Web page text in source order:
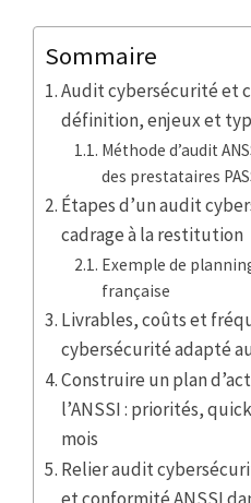
Sommaire
Audit cybersécurité et
définition, enjeux et
Méthode d’audit
des prestataires
Étapes d’un audit
cadrage à la restitution
Exemple de
française
Livrables, coûts et
cybersécurité adapté
Construire un plan
l’ANSSI : priorités,
mois
Relier audit